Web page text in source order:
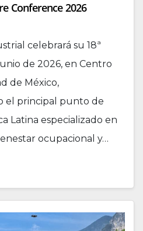
Conference 2026
celebrará su 18ª
de 2026, en Centro
de México,
el principal punto de
Latina especializado en
ocupacional y…